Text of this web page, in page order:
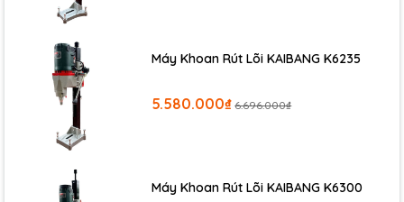
Máy Khoan Rút Lõi KAIBANG K6235
5.580.000₫ 6.696.000₫
Máy Khoan Rút Lõi KAIBANG K6300